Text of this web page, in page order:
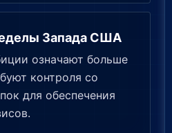
Запада США
означают больше
контроля со
для обеспечения